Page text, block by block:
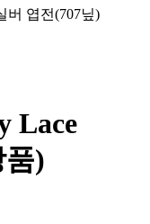
버 엽전(707닢)
Lace
)